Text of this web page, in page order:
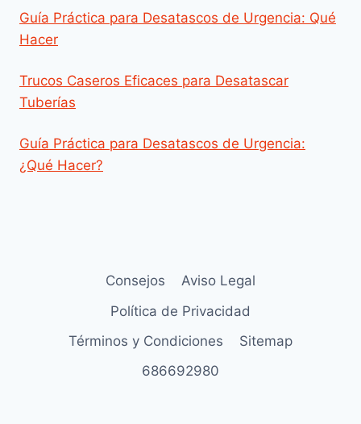
Guía Práctica para Desatascos de Urgencia: Qué
Hacer
Trucos Caseros Eficaces para Desatascar
Tuberías
Guía Práctica para Desatascos de Urgencia:
¿Qué Hacer?
Consejos
Aviso Legal
Política de Privacidad
Términos y Condiciones
Sitemap
686692980